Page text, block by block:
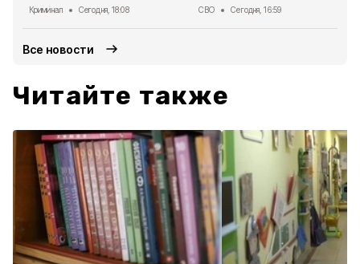
Криминал Сегодня, 18:08 СВО Сегодня, 16:59
Все новости
Читайте также